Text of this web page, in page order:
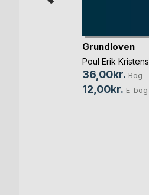
Grundloven
Poul Erik
36,00kr. Bog
12,00kr. E-bog